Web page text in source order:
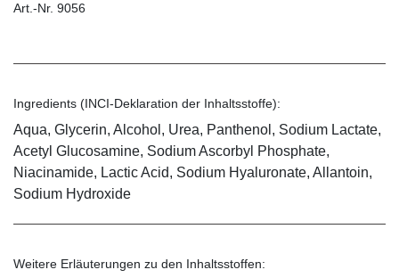
Art.-Nr. 9056
Ingredients (INCI-Deklaration der Inhaltsstoffe):
Aqua, Glycerin, Alcohol, Urea, Panthenol, Sodium Lactate,
Acetyl Glucosamine, Sodium Ascorbyl Phosphate,
Niacinamide, Lactic Acid, Sodium Hyaluronate, Allantoin,
Sodium Hydroxide
Weitere Erläuterungen zu den Inhaltsstoffen: